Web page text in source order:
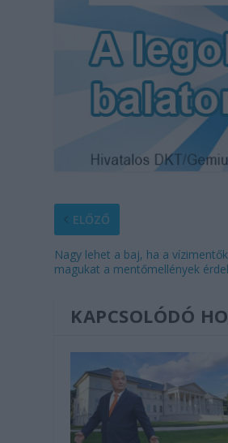
ELŐZŐ
Nagy lehet a baj, ha a
magukat a mentőmellények
KAPCSOLÓDÓ